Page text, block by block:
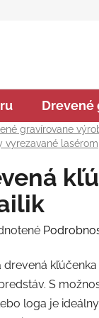
Na
Drevené
gravírovane
vyrezavané lasérom
drevená
S
loga je